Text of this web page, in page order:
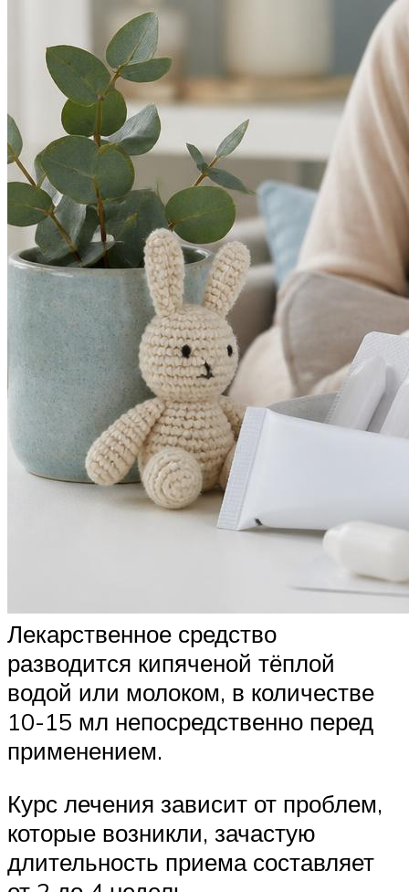
Лекарственное средство
разводится кипяченой тёплой
водой или молоком, в количестве
10-15 мл непосредственно перед
применением.
Курс лечения зависит от проблем,
которые возникли, зачастую
длительность приема составляет